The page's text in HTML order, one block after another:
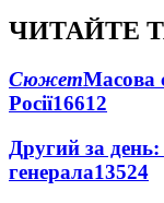
ЧИТАЙТЕ
СюжетМасова
Росії16612
Другий за
генерала13524